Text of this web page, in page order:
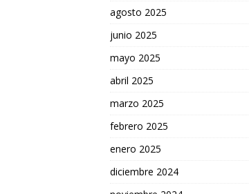
agosto 2025
junio 2025
mayo 2025
abril 2025
marzo 2025
febrero 2025
enero 2025
diciembre 2024